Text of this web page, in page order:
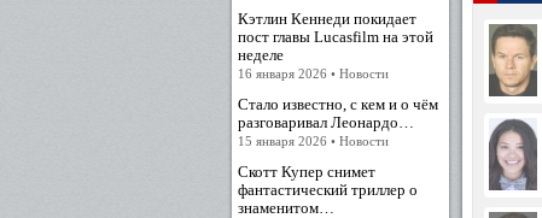
Кэтлин Кеннеди покидает
пост главы Lucasfilm на этой
неделе
16 января 2026 • Новости
Стало известно, с кем и о чём
разговаривал Леонардо…
15 января 2026 • Новости
Скотт Купер снимет
фантастический триллер о
знаменитом…